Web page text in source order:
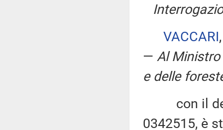
VACCARI
— Al
e delle
con il
0342515, è